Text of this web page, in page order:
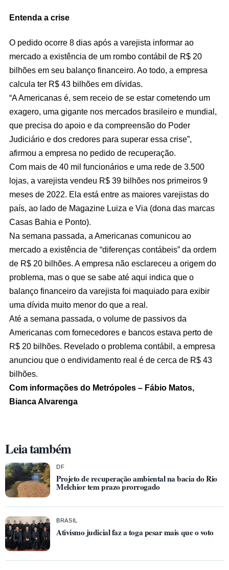
Entenda a crise
O pedido ocorre 8 dias após a varejista informar ao
mercado a existência de um rombo contábil de R$ 20
bilhões em seu balanço financeiro. Ao todo, a empresa
calcula ter R$ 43 bilhões em dívidas.
“A Americanas é, sem receio de se estar cometendo um
exagero, uma gigante nos mercados brasileiro e mundial,
que precisa do apoio e da compreensão do Poder
Judiciário e dos credores para superar essa crise”,
afirmou a empresa no pedido de recuperação.
Com mais de 40 mil funcionários e uma rede de 3.500
lojas, a varejista vendeu R$ 39 bilhões nos primeiros 9
meses de 2022. Ela está entre as maiores varejistas do
país, ao lado de Magazine Luiza e Via (dona das marcas
Casas Bahia e Ponto).
Na semana passada, a Americanas comunicou ao
mercado a existência de “diferenças contábeis” da ordem
de R$ 20 bilhões. A empresa não esclareceu a origem do
problema, mas o que se sabe até aqui indica que o
balanço financeiro da varejista foi maquiado para exibir
uma dívida muito menor do que a real.
Até a semana passada, o volume de passivos da
Americanas com fornecedores e bancos estava perto de
R$ 20 bilhões. Revelado o problema contábil, a empresa
anunciou que o endividamento real é de cerca de R$ 43
bilhões.
Com informações do Metrópoles – Fábio Matos,
Bianca Alvarenga
Leia também
DF
Projeto de recuperação ambiental na bacia do Rio
Melchior tem prazo prorrogado
BRASIL
Ativismo judicial faz a toga pesar mais que o voto